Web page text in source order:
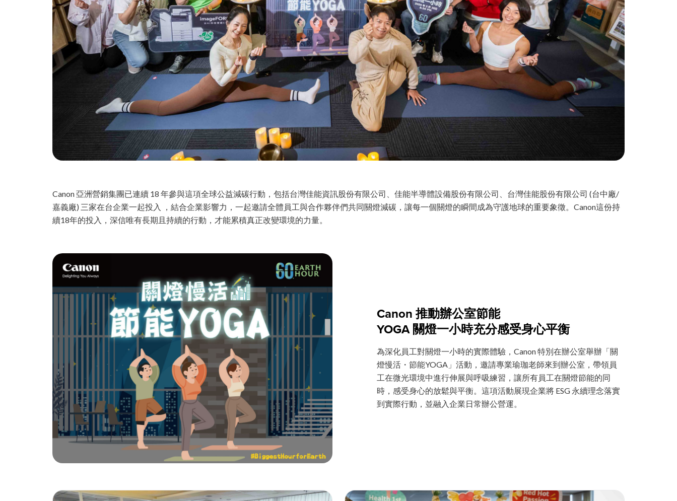
Canon 亞洲營銷集團已連續 18 年參與這項全球公益減碳行動，包括台灣佳能資訊股份有限公司、佳能半導體設備股份有限公司、台灣佳能股份有限公司 (台中廠/
嘉義廠) 三家在台企業一起投入 ，結合企業影響力，一起邀請全體員工與合作夥伴們共同關燈減碳，讓每一個關燈的瞬間成為守護地球的重要象徵。Canon這份持
續18年的投入，深信唯有長期且持續的行動，才能累積真正改變環境的力量。
Canon 推動辦公室節能
YOGA 關燈一小時充分感受身心平衡
為深化員工對關燈一小時的實際體驗，Canon 特別在辦公室舉辦「關
燈慢活・節能YOGA」活動，邀請專業瑜珈老師來到辦公室，帶領員
工在微光環境中進行伸展與呼吸練習，讓所有員工在關燈節能的同
時，感受身心的放鬆與平衡。這項活動展現企業將 ESG 永續理念落實
到實際行動，並融入企業日常辦公營運。